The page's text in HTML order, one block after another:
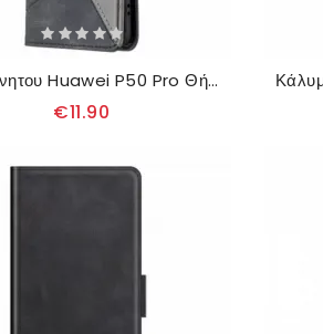
θηκη κινητου Huawei P50 Pro Θήκη Flip Στυλ Καλλιτέχνη
€11.90